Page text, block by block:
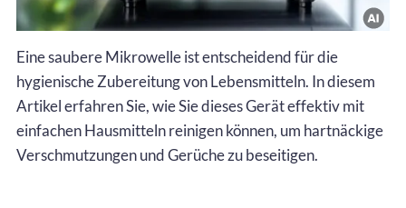
Eine saubere Mikrowelle ist entscheidend für die
hygienische Zubereitung von Lebensmitteln. In diesem
Artikel erfahren Sie, wie Sie dieses Gerät effektiv mit
einfachen Hausmitteln reinigen können, um hartnäckige
Verschmutzungen und Gerüche zu beseitigen.